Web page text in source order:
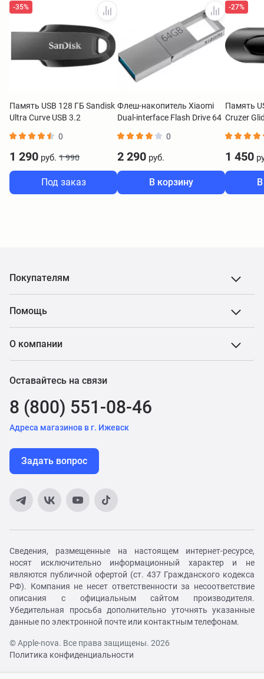
-35%
Память USB 128 ГБ Sandisk
Ultra Curve USB 3.2
0
1 290 руб. 1 990
Под заказ
Флеш-накопитель Xiaomi
Dual-interface Flash Drive 64
0
2 290 руб.
В корзину
-27%
Память
Cruzer
1 450
Покупателям
Помощь
О компании
Оставайтесь на связи
8 (800) 551-08-46
Адреса магазинов в г. Ижевск
Задать вопрос
Сведения, размещенные на настоящем интернет-ресурсе,
носят исключительно информационный характер и не
являются публичной офертой (ст. 437 Гражданского кодекса
РФ). Компания не несет ответственности за несоответствие
описания с официальным сайтом производителя.
Убедительная просьба дополнительно уточнять указанные
данные по электронной почте или контактным телефонам.
© Apple-nova. Все права защищены. 2026
Политика конфиденциальности